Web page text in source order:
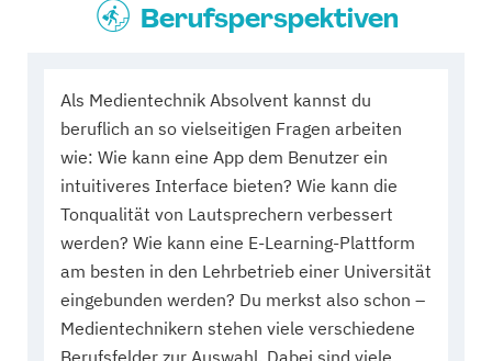
Berufsperspektiven
Als Medientechnik Absolvent kannst du
beruflich an so vielseitigen Fragen arbeiten
wie: Wie kann eine App dem Benutzer ein
intuitiveres Interface bieten? Wie kann die
Tonqualität von Lautsprechern verbessert
werden? Wie kann eine E-Learning-Plattform
am besten in den Lehrbetrieb einer Universität
eingebunden werden? Du merkst also schon –
Medientechnikern stehen viele verschiedene
Berufsfelder zur Auswahl. Dabei sind viele